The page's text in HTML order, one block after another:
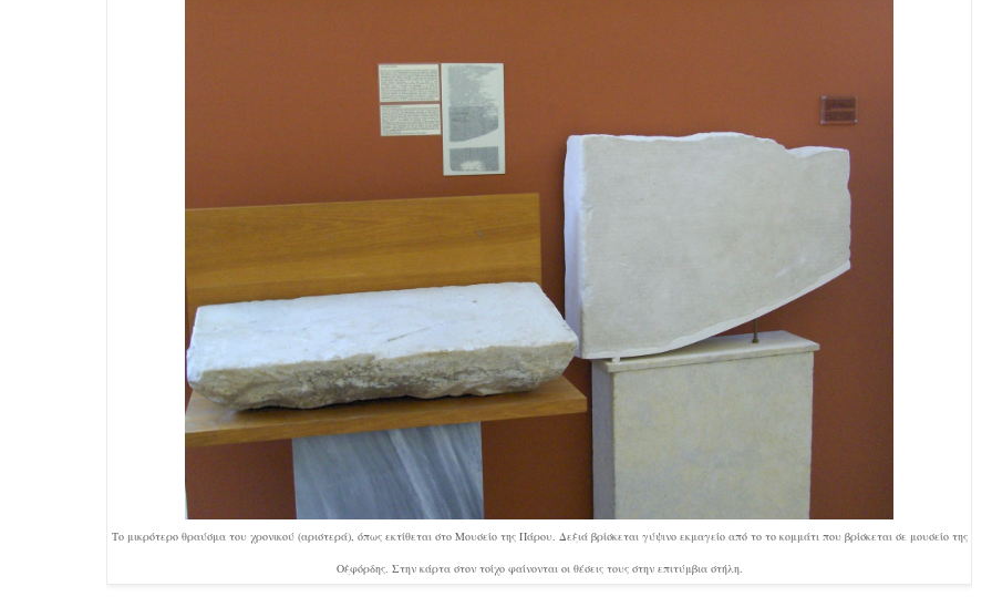
Το μικρότερο θραύσμα του χρονικού (αριστερά), όπως εκτίθεται στο Μουσείο της Πάρου. Δεξιά βρίσκεται γύψινο εκμαγείο από το το κομμάτι που βρίσκεται σε μουσείο της
Οξφόρδης. Στην κάρτα στον τοίχο φαίνονται οι θέσεις τους στην επιτύμβια στήλη.